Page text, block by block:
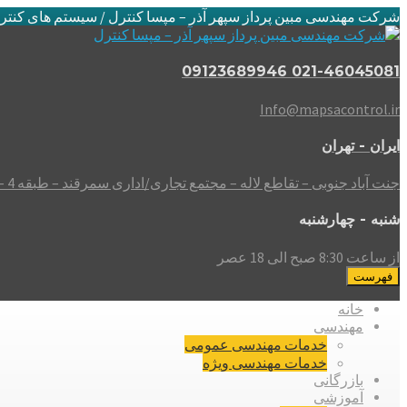
شرکت مهندسی مبین پرداز سپهر آذر – مپسا کنترل / سیستم های
021-46045081 09123689946
Info@mapsacontrol.ir
ایران - تهران
جنت آباد جنوبی – تقاطع لاله – مجتمع تجاری/اداری سمرقند – طبقه 4 – واحد 408
شنبه - چهارشنبه
از ساعت 8:30 صبح الی 18 عصر
فهرست
خانه
مهندسی
خدمات مهندسی عمومی
خدمات مهندسی ویژه
بازرگانی
آموزشی